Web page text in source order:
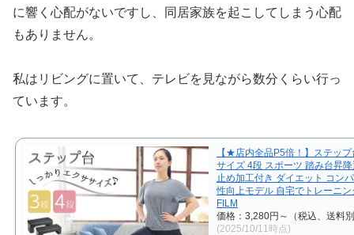
に響く心配がないですし、同居家族を起こしてしまう心配
もありません。
私はリビングに置いて、テレビを見ながら数分くらい行っ
ています。
【★店内全品P5倍！】ステッ
サイズ 4段 スポーツ 踏み台昇
止め加工付き ダイエット コン
性向上モデル 自宅でトレーニン
FILM
価格：3,280円～（税込、送料
(2025/10/11時点)